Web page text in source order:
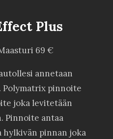
Plus
69 €
annetaan
pinnoite
joka levitetään
Pinnoite antaa
hylkivän pinnan joka